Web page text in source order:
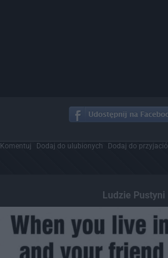
Komentuj Dodaj do ulubionych Dodaj do przyjaciół
Ludzie Pustyni